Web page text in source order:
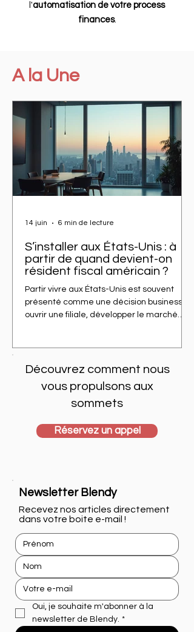
l'automatisation de votre process
finances.
A la Une
S’installer aux États-Unis : à
partir de quand devient-on
résident fiscal américain ?
Partir vivre aux États-Unis est souvent
présenté comme une décision business :
ouvrir une filiale, développer le marché
arrive très vite : à partir de quand
considère-t-elle comme résident fiscal
américain ? La réponse ne dépend pas
adresse ou de votre intention de rester. El
14 juin 6 min de lecture
Découvrez comment nous
vous propulsons aux
sommets
Réservez un appel
Newsletter Blendy
Recevez nos articles directement
dans votre boite e-mail !
Oui, je souhaite m'abonner à la
newsletter de Blendy. *